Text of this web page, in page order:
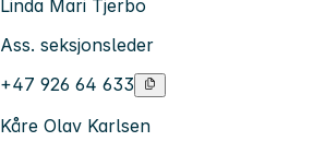
Linda Mari Tjerbo
Ass. seksjonsleder
+47 926 64 633
Kåre Olav Karlsen